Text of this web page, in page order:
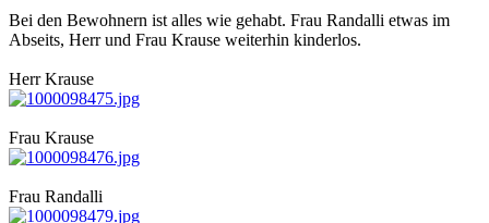
Bei den Bewohnern ist alles wie gehabt. Frau Randalli etwas im
Abseits, Herr und Frau Krause weiterhin kinderlos.
Herr Krause
Frau Krause
Frau Randalli